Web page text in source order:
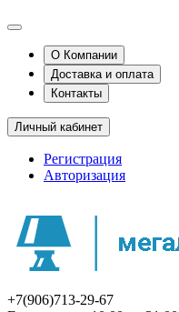
О Компании
Доставка и оплата
Контакты
Личный кабинет
Регистрация
Авторизация
+7(906)713-29-67